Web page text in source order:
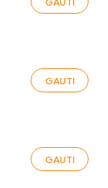
GAUTI
GAUTI